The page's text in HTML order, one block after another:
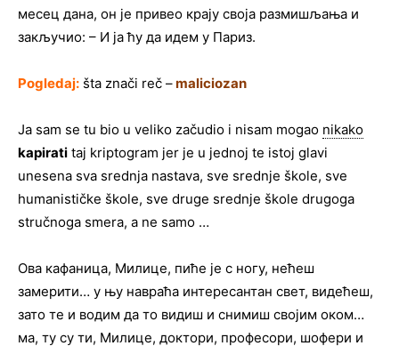
месец дана, он је привео крају своја размишљања и
закључио: – И ја ћу да идем у Париз.
Pogledaj: šta znači reč –maliciozan
Ja sam se tu bio u veliko začudio i nisam mogao nikako
kapirati taj kriptogram jer je u jednoj te istoj glavi
unesena sva srednja nastava, sve srednje škole, sve
humanističke škole, sve druge srednje škole drugoga
stručnoga smera, a ne samo …
Ова кафаница, Милице, пиће је с ногу, нећеш
замерити… у њу навраћа интересантан свет, видећеш,
зато те и водим да то видиш и снимиш својим оком…
ма, ту су ти, Милице, доктори, професори, шофери и